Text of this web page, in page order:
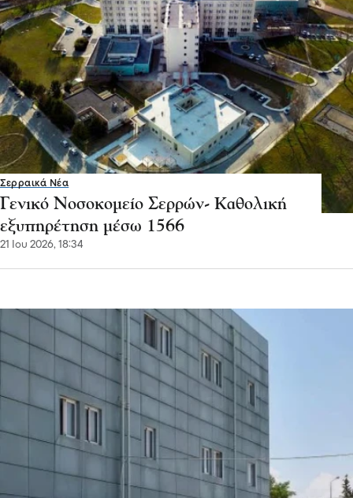
Γενικό Νοσοκομείο Σερρών :
Μπέρδεψαν τις σορούς- Ενημερώθηκε ο
Εισαγγελέας, διατάχθηκε ΕΔΕ
09 Ιου 2026, 13:29